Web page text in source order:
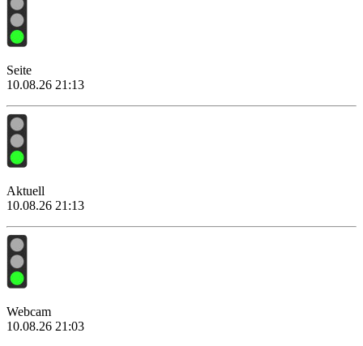
Seite
10.08.26 21:13
Aktuell
10.08.26 21:13
Webcam
10.08.26 21:03